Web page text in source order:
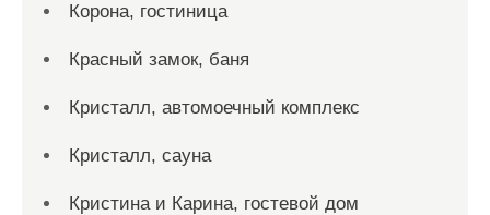
Корона, гостиница
Красный замок, баня
Кристалл, автомоечный комплекс
Кристалл, сауна
Кристина и Карина, гостевой дом